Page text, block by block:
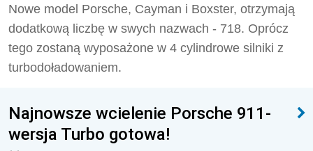
Nowe model Porsche, Cayman i Boxster, otrzymają
dodatkową liczbę w swych nazwach - 718. Oprócz
tego zostaną wyposażone w 4 cylindrowe silniki z
turbodoładowaniem.
Najnowsze wcielenie Porsche 911-
wersja Turbo gotowa!